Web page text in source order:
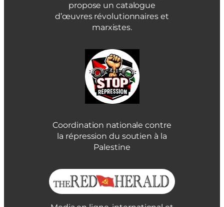
propose un catalogue
d’œuvres révolutionnaires et
marxistes.
Coordination nationale contre
la répression du soutien à la
Palestine